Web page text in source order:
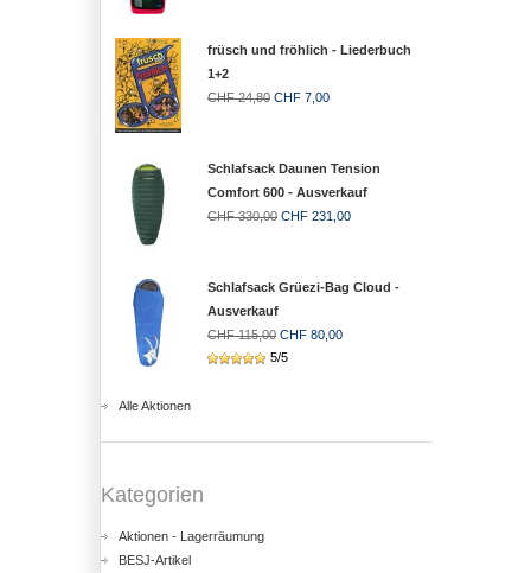
früsch und fröhlich - Liederbuch
1+2
CHF 24,80 CHF 7,00
Schlafsack Daunen Tension
Comfort 600 - Ausverkauf
CHF 330,00 CHF 231,00
Schlafsack Grüezi-Bag Cloud -
Ausverkauf
CHF 115,00 CHF 80,00
5/5
Alle Aktionen
Kategorien
Aktionen - Lagerräumung
BESJ-Artikel